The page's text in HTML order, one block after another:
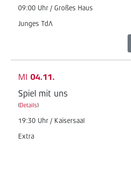
09:00 Uhr / Großes Haus
Junges TdA
MI 04.11.
Spiel mit uns
(Details)
19:30 Uhr / Kaisersaal
Extra